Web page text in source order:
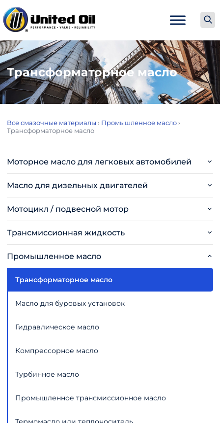
Трансформаторное масло
Все смазочные материалы › Промышленное масло›
Трансформаторное масло
Моторное масло для легковых автомобилей
Масло для дизельных двигателей
Мотоцикл / подвесной мотор
Трансмиссионная жидкость
Промышленное масло
Трансформаторное масло
Масло для буровых установок
Гидравлическое масло
Компрессорное масло
Турбинное масло
Промышленное трансмиссионное масло